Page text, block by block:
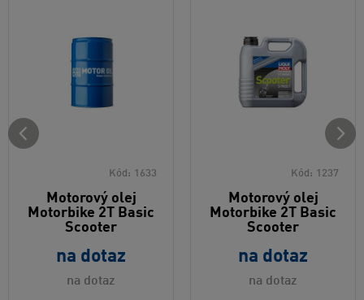
Kód: 1633
Motorový olej
Motorbike 2T Basic
Scooter
na dotaz
na dotaz
Kód: 1237
Motorový olej
Motorbike 2T Basic
Scooter
na dotaz
na dotaz